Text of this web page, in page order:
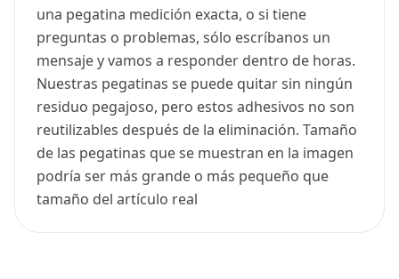
una pegatina medición exacta, o si tiene
preguntas o problemas, sólo escríbanos un
mensaje y vamos a responder dentro de horas.
Nuestras pegatinas se puede quitar sin ningún
residuo pegajoso, pero estos adhesivos no son
reutilizables después de la eliminación. Tamaño
de las pegatinas que se muestran en la imagen
podría ser más grande o más pequeño que
tamaño del artículo real